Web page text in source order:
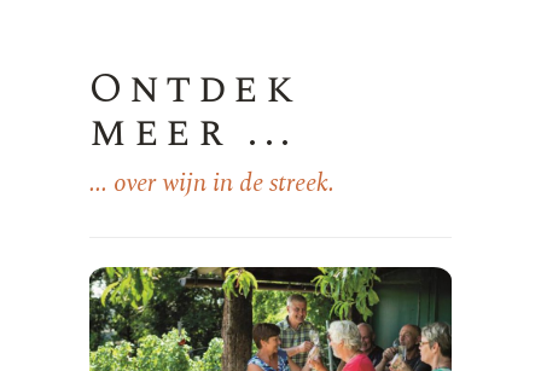
Ontdek
meer ...
... over wijn in de streek.